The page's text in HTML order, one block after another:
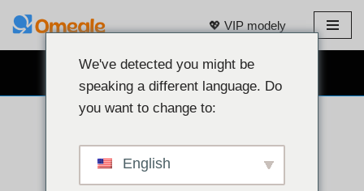
💖 VIP modely
BEZPLATNÝ WEBOVÝ CHAT 👉
We've detected you might be
speaking a different language. Do
you want to change to:
English